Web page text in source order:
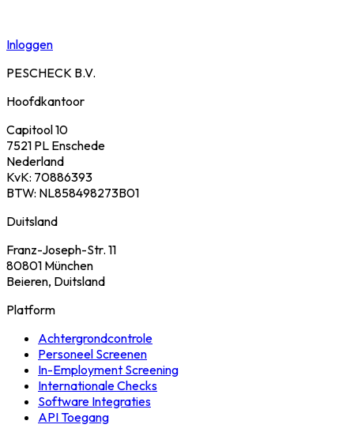
Inloggen
PESCHECK B.V.
Hoofdkantoor
Capitool 10
7521 PL Enschede
Nederland
KvK: 70886393
BTW: NL858498273B01
Duitsland
Franz-Joseph-Str. 11
80801 München
Beieren, Duitsland
Platform
Achtergrondcontrole
Personeel Screenen
In-Employment Screening
Internationale Checks
Software Integraties
API Toegang